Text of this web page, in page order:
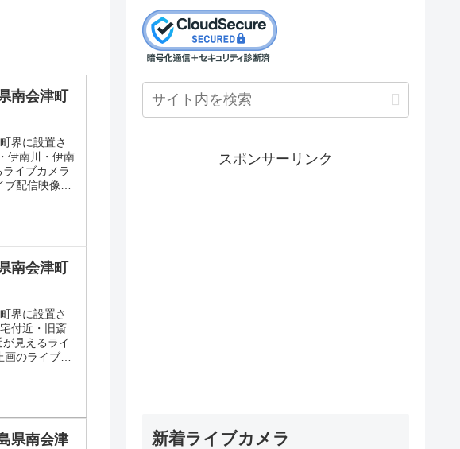
南会津町
界に設置さ
伊南川・伊南
イブカメラ
配信映像で
南会津町
界に設置さ
付近・旧斎
見えるライ
画のライブ配
県南会津
スポンサーリンク
新着ライブカメラ